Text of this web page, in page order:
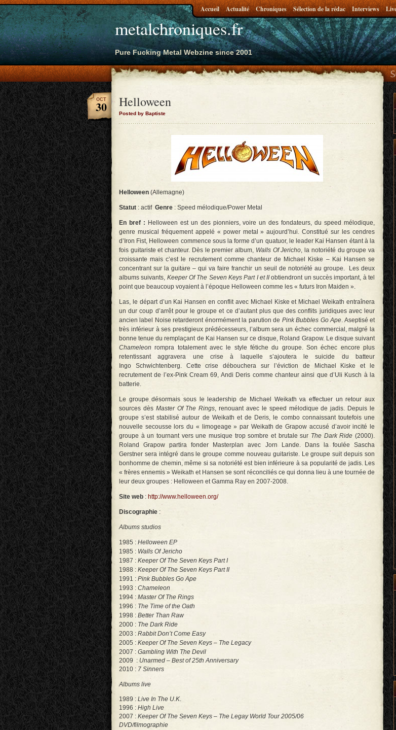
metalchroniques.fr
Pure Fucking Metal Webzine since 2001
Accueil Actualité Chroniques Sélection de la rédac Interviews
Helloween
Posted by Baptiste
OCT
30
Helloween (Allemagne)
Statut : actif Genre : Speed mélodique/Power Metal
En bref : Helloween est un des pionniers, voire un des fondateurs, du speed mélodique,
genre musical fréquement appelé « power metal » aujourd’hui. Constitué sur les cendres
d’Iron Fist, Helloween commence sous la forme d’un quatuor, le leader Kai Hansen étant à la
fois guitariste et chanteur. Dès le premier album, Walls Of Jericho, la notoriété du groupe va
croissante mais c’est le recrutement comme chanteur de Michael Kiske – Kai Hansen se
concentrant sur la guitare – qui va faire franchir un seuil de notoriété au groupe. Les deux
albums suivants, Keeper Of The Seven Keys Part I et II obtiendront un succès important, à tel
point que beaucoup voyaient à l’époque Helloween comme les « futurs Iron Maiden ».
Las, le départ d’un Kai Hansen en conflit avec Michael Kiske et Michael Weikath entraînera
un dur coup d’arrêt pour le groupe et ce d’autant plus que des conflits juridiques avec leur
ancien label Noise retarderont énormément la parution de Pink Bubbles Go Ape. Aseptisé et
très inférieur à ses prestigieux prédécesseurs, l’album sera un échec commercial, malgré la
bonne tenue du remplaçant de Kai Hansen sur ce disque, Roland Grapow. Le disque suivant
Chameleon rompra totalement avec le style fétiche du groupe. Son échec encore plus
retentissant aggravera une crise à laquelle s’ajoutera le suicide du batteur
Ingo Schwichtenberg. Cette crise débouchera sur l’éviction de Michael Kiske et le
recrutement de l’ex-Pink Cream 69, Andi Deris comme chanteur ainsi que d’Uli Kusch à la
batterie.
Le groupe désormais sous le leadership de Michael Weikath va effectuer un retour aux
sources dès Master Of The Rings, renouant avec le speed mélodique de jadis. Depuis le
groupe s’est stabilisé autour de Weikath et de Deris, le combo connaissant toutefois une
nouvelle secousse lors du « limogeage » par Weikath de Grapow accusé d’avoir incité le
groupe à un tournant vers une musique trop sombre et brutale sur The Dark Ride (2000).
Roland Grapow partira fonder Masterplan avec Jorn Lande. Dans la foulée Sascha
Gerstner sera intégré dans le groupe comme nouveau guitariste. Le groupe suit depuis son
bonhomme de chemin, même si sa notoriété est bien inférieure à sa popularité de jadis. Les
« frères ennemis » Weikath et Hansen se sont réconciliés ce qui donna lieu à une tournée de
leur deux groupes : Helloween et Gamma Ray en 2007-2008.
Site web : http://www.helloween.org/
Discographie :
Albums studios
1985 : Helloween EP
1985 : Walls Of Jericho
1987 : Keeper Of The Seven Keys Part I
1988 : Keeper Of The Seven Keys Part II
1991 : Pink Bubbles Go Ape
1993 : Chameleon
1994 : Master Of The Rings
1996 : The Time of the Oath
1998 : Better Than Raw
2000 : The Dark Ride
2003 : Rabbit Don’t Come Easy
2005 : Keeper Of The Seven Keys – The Legacy
2007 : Gambling With The Devil
2009 : Unarmed – Best of 25th Anniversary
2010 : 7 Sinners
Albums live
1989 : Live In The U.K.
1996 : High Live
2007 : Keeper Of The Seven Keys – The Legay World Tour 2005/06
DVD/filmographie